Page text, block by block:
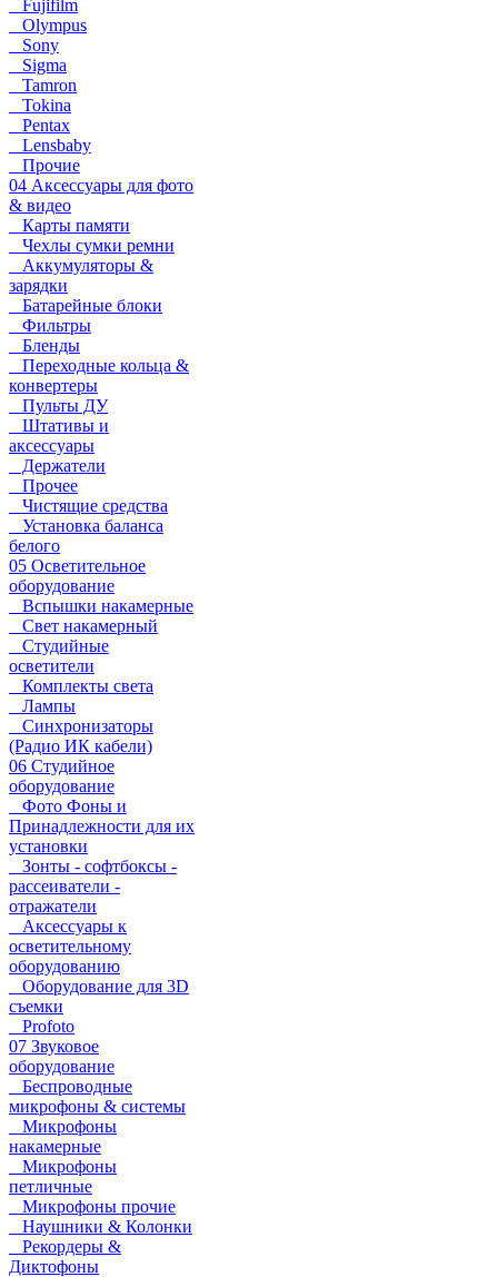
Fujifilm
Olympus
Sony
Sigma
Tamron
Tokina
Pentax
Lensbaby
Прочие
04 Аксессуары для фото
& видео
Карты памяти
Чехлы сумки ремни
Аккумуляторы &
зарядки
Батарейные блоки
Фильтры
Бленды
Переходные кольца &
конвертеры
Пульты ДУ
Штативы и
аксессуары
Держатели
Прочее
Чистящие средства
Установка баланса
белого
05 Осветительное
оборудование
Вспышки накамерные
Свет накамерный
Студийные
осветители
Комплекты света
Лампы
Синхронизаторы
(Радио ИК кабели)
06 Студийное
оборудование
Фото Фоны и
Принадлежности для их
установки
Зонты - софтбоксы -
рассеиватели -
отражатели
Аксессуары к
осветительному
оборудованию
Оборудование для 3D
съемки
Profoto
07 Звуковое
оборудование
Беспроводные
микрофоны & системы
Микрофоны
накамерные
Микрофоны
петличные
Микрофоны прочие
Наушники & Колонки
Рекордеры &
Диктофоны